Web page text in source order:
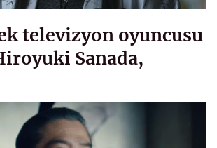
televizyon oyuncusu
Sanada,